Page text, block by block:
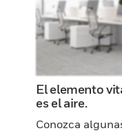
El elemento
es el aire.
Conozca